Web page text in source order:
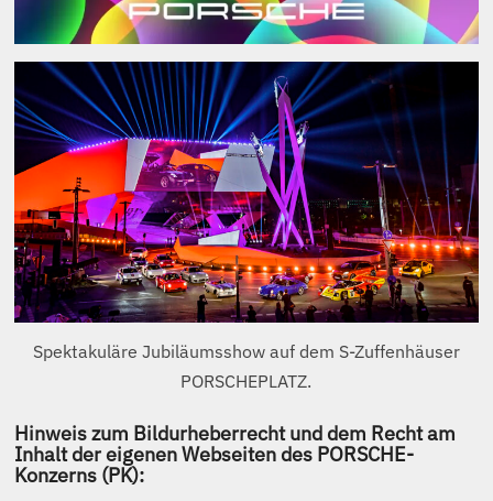
Soweit ich mit davon betroffenen Grafiken
nachfolgend unmittelbar an PK, namentlich an das
PORSCHE-Museum und an das digitale Konzern-
Archiv verlinke, ist der einzige Zweck genau dieser
(Selbstzweck). Jeder PORSCHE-Fan möge diese
Bildquellen selber in Augenschein nehmen und sich
am gelungenen PK Internet-Auftritt erfreuen. Das
dürfte mE auch im Interesse von PK sein. Am
gesetzlich geschützten geistigen Eigentum von PK
wird dadurch selbstverständlich nicht gerüttelt.
Andere Absichten werden damit nicht verfolgt.Im
Übrigen werden ausschließlich meine eigenen
Fotos abgebildet.
Die “Nutzungsbedingungen PORSCHE Newsroom”
werden beachtet.